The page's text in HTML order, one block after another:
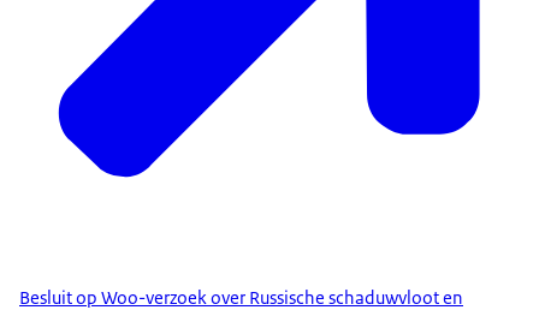
Besluit op Woo-verzoek over Russische schaduwvloot en